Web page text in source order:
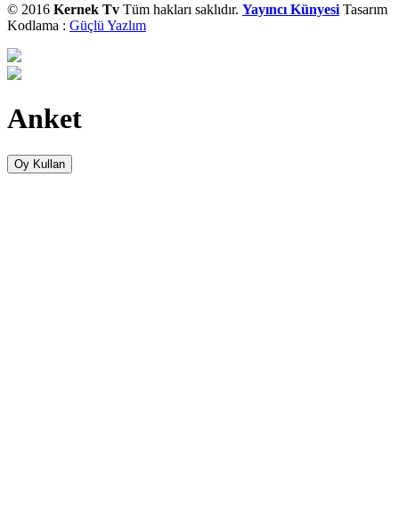
© 2016 Kernek Tv Tüm hakları saklıdır. Yayıncı Künyesi Tasarım
Kodlama : Güçlü Yazlım
Anket